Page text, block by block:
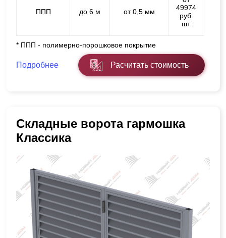
ППП до 6 м от 0,5 мм
49974
руб.
шт.
* ППП - полимерно-порошковое покрытие
Подробнее Расчитать стоимость
Складные ворота гармошка
Классика